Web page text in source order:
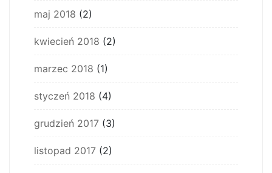
maj 2018 (2)
kwiecień 2018 (2)
marzec 2018 (1)
styczeń 2018 (4)
grudzień 2017 (3)
listopad 2017 (2)